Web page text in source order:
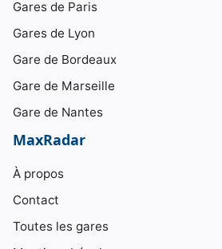
Gares de Paris
Gares de Lyon
Gare de Bordeaux
Gare de Marseille
Gare de Nantes
MaxRadar
À propos
Contact
Toutes les gares